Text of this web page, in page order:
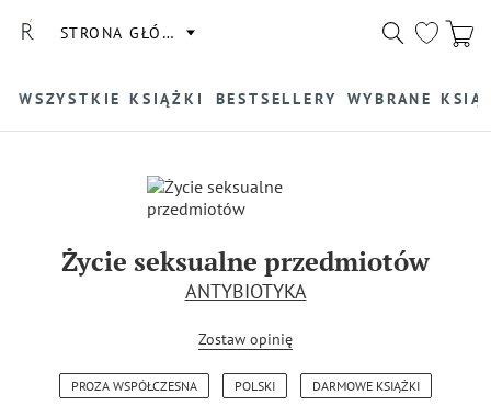
STRONA GŁÓWNA
WSZYSTKIE KSIĄŻKI BESTSELLERY WYBRANE
Życie seksualne przedmiotów
ANTYBIOTYKA
Zostaw opinię
PROZA WSPÓŁCZESNA POLSKI DARMOWE KSIĄŻKI